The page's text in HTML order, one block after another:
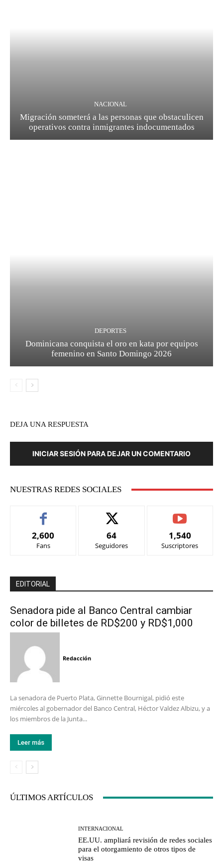
NACIONAL
Migración someterá a las personas que obstaculicen
operativos contra inmigrantes indocumentados
DEPORTES
Dominicana conquista el oro en kata por equipos
femenino en Santo Domingo 2026
DEJA UNA RESPUESTA
INICIAR SESIÓN PARA DEJAR UN COMENTARIO
NUESTRAS REDES SOCIALES
2,600
Fans
64
Seguidores
1,540
Suscriptores
EDITORIAL
Senadora pide al Banco Central cambiar
color de billetes de RD$200 y RD$1,000
Redacción
La senadora de Puerto Plata, Ginnette Bournigal, pidió este
miércoles al gobernador del Banco Central, Héctor Valdez Albizu, y a
los miembros de la Junta...
Leer más
ÚLTIMOS ARTÍCULOS
INTERNACIONAL
EE.UU. ampliará revisión de redes sociales
para el otorgamiento de otros tipos de
visas